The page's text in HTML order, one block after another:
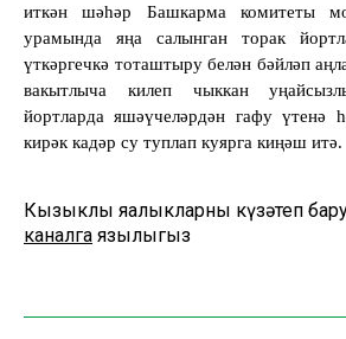
иткән шәһәр Башкарма комитеты
урамында яңа салынган торак
үткәргечкә тоташтыру белән бәйләп
вакытлыча килеп чыккан
йортларда яшәүчеләрдән гафу үтенә
кирәк кадәр су туплап куярга киңәш итә.
Кызыклы яңалыкларны күзәтеп
каналга язылыгыз